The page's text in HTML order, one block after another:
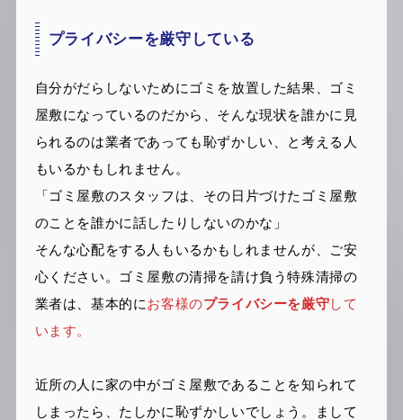
プライバシーを厳守している
自分がだらしないためにゴミを放置した結果、ゴミ
屋敷になっているのだから、そんな現状を誰かに見
られるのは業者であっても恥ずかしい、と考える人
もいるかもしれません。
「ゴミ屋敷のスタッフは、その日片づけたゴミ屋敷
のことを誰かに話したりしないのかな」
そんな心配をする人もいるかもしれませんが、ご安
心ください。ゴミ屋敷の清掃を請け負う特殊清掃の
業者は、基本的にお客様のプライバシーを厳守して
います。
近所の人に家の中がゴミ屋敷であることを知られて
しまったら、たしかに恥ずかしいでしょう。まして